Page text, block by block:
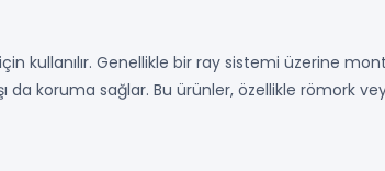
kullanılır. Genellikle bir ray sistemi üzerine
da koruma sağlar. Bu ürünler, özellikle römork